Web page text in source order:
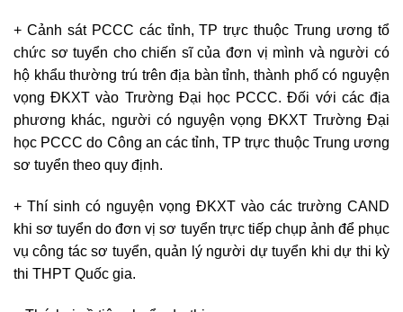
+ Cảnh sát PCCC các tỉnh, TP trực thuộc Trung ương tổ
chức sơ tuyển cho chiến sĩ của đơn vị mình và người có
hộ khẩu thường trú trên địa bàn tỉnh, thành phố có nguyện
vọng ĐKXT vào Trường Đại học PCCC. Đối với các địa
phương khác, người có nguyện vọng ĐKXT Trường Đại
học PCCC do Công an các tỉnh, TP trực thuộc Trung ương
sơ tuyển theo quy định.
+ Thí sinh có nguyện vọng ĐKXT vào các trường CAND
khi sơ tuyển do đơn vị sơ tuyển trực tiếp chụp ảnh để phục
vụ công tác sơ tuyển, quản lý người dự tuyển khi dự thi kỳ
thi THPT Quốc gia.